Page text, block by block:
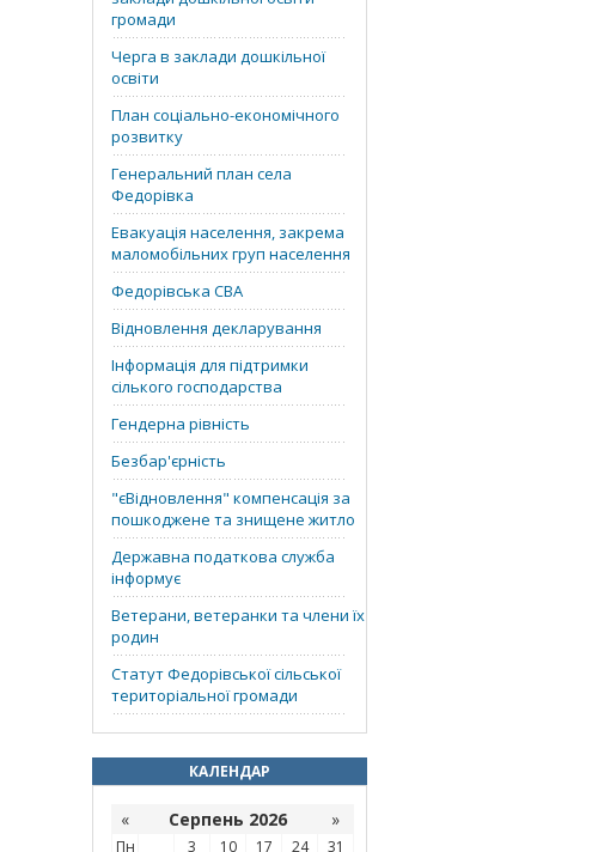
громади
Черга в заклади дошкільної
освіти
План соціально-економічного
розвитку
Генеральний план села
Федорівка
Евакуація населення, закрема
маломобільних груп населення
Федорівська СВА
Відновлення декларування
Інформація для підтримки
сілького господарства
Гендерна рівність
Безбар'єрність
"єВідновлення" компенсація за
пошкоджене та знищене житло
Державна податкова служба
інформує
Ветерани, ветеранки та члени їх
родин
Статут Федорівської сільської
територіальної громади
КАЛЕНДАР
« Серпень 2026 »
Пн 3 10 17 24 31